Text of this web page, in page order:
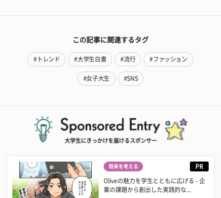
この記事に関連するタグ
#トレンド #大学生白書 #流行 #ファッション
#女子大生 #SNS
大学生にきっかけを届けるスポンサー
将来を考える PR
Oliveの魅力を学生とともに広げる - 企
業の課題から創出した実践的な...